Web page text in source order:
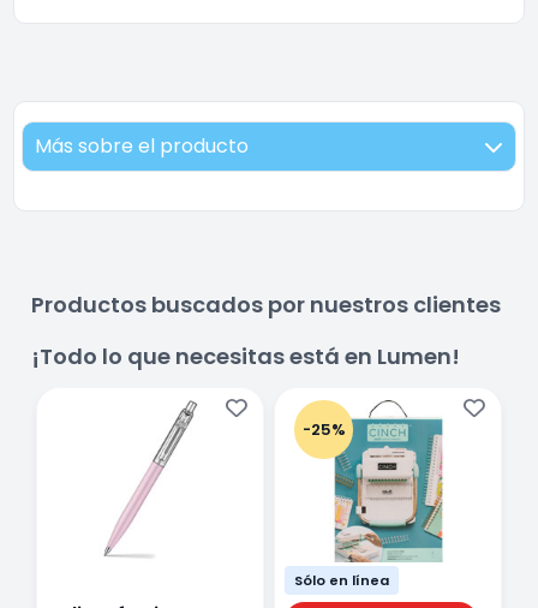
Más sobre el producto
Productos buscados por nuestros clientes
¡Todo lo que necesitas está en Lumen!
-25%
Sólo en línea